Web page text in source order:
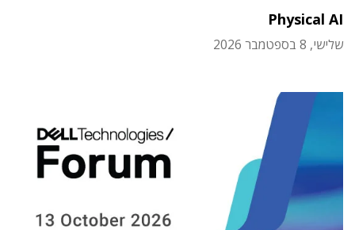
Physical AI
שלישי, 8 בספטמבר 2026